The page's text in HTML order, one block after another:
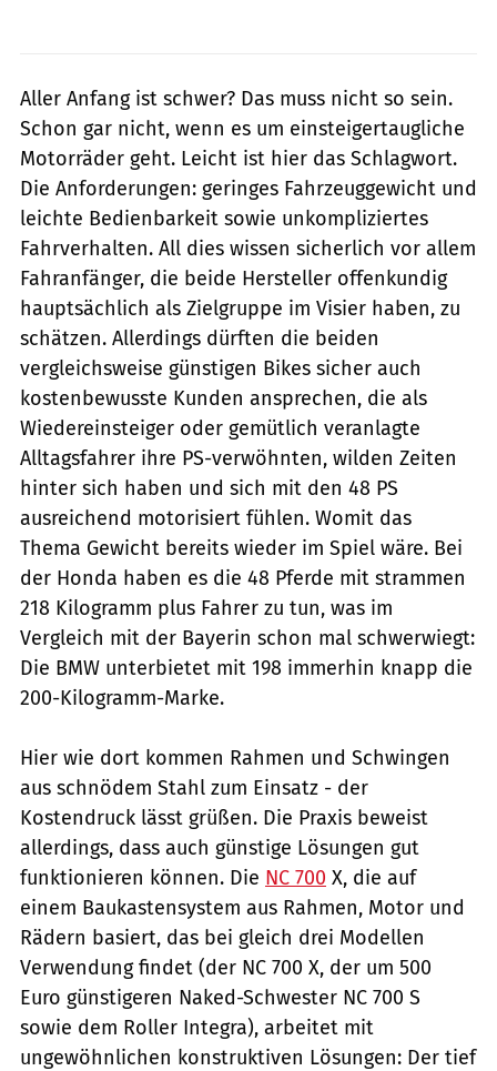
Aller Anfang ist schwer? Das muss nicht so sein.
Schon gar nicht, wenn es um einsteigertaugliche
Motorräder geht. Leicht ist hier das Schlagwort.
Die Anforderungen: geringes Fahrzeuggewicht und
leichte Bedienbarkeit sowie unkompliziertes
Fahrverhalten. All dies wissen sicherlich vor allem
Fahranfänger, die beide Hersteller offenkundig
hauptsächlich als Zielgruppe im Visier haben, zu
schätzen. Allerdings dürften die beiden
vergleichsweise günstigen Bikes sicher auch
kostenbewusste Kunden ansprechen, die als
Wiedereinsteiger oder gemütlich veranlagte
Alltagsfahrer ihre PS-verwöhnten, wilden Zeiten
hinter sich haben und sich mit den 48 PS
ausreichend motorisiert fühlen. Womit das
Thema Gewicht bereits wieder im Spiel wäre. Bei
der Honda haben es die 48 Pferde mit strammen
218 Kilogramm plus Fahrer zu tun, was im
Vergleich mit der Bayerin schon mal schwerwiegt:
Die BMW unterbietet mit 198 immerhin knapp die
200-Kilogramm-Marke.
Hier wie dort kommen Rahmen und Schwingen
aus schnödem Stahl zum Einsatz - der
Kostendruck lässt grüßen. Die Praxis beweist
allerdings, dass auch günstige Lösungen gut
funktionieren können. Die NC 700 X, die auf
einem Baukastensystem aus Rahmen, Motor und
Rädern basiert, das bei gleich drei Modellen
Verwendung findet (der NC 700 X, der um 500
Euro günstigeren Naked-Schwester NC 700 S
sowie dem Roller Integra), arbeitet mit
ungewöhnlichen konstruktiven Lösungen: Der tief